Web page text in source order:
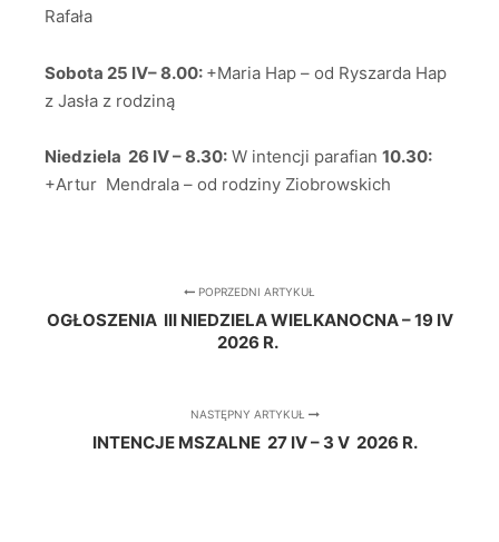
Rafała
Sobota 25 IV– 8.00: +Maria Hap – od Ryszarda Hap
z Jasła z rodziną
Niedziela 26 IV – 8.30: W intencji parafian 10.30:
+Artur Mendrala – od rodziny Ziobrowskich
POPRZEDNI ARTYKUŁ
OGŁOSZENIA III NIEDZIELA WIELKANOCNA – 19 IV
2026 R.
NASTĘPNY ARTYKUŁ
INTENCJE MSZALNE 27 IV – 3 V 2026 R.